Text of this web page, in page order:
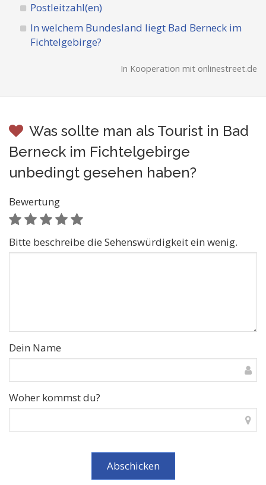
Postleitzahl(en)
In welchem Bundesland liegt Bad Berneck im
Fichtelgebirge?
In Kooperation mit onlinestreet.de
Was sollte man als Tourist in Bad
Berneck im Fichtelgebirge
unbedingt gesehen haben?
Bewertung
Bitte beschreibe die Sehenswürdigkeit ein wenig.
Dein Name
Woher kommst du?